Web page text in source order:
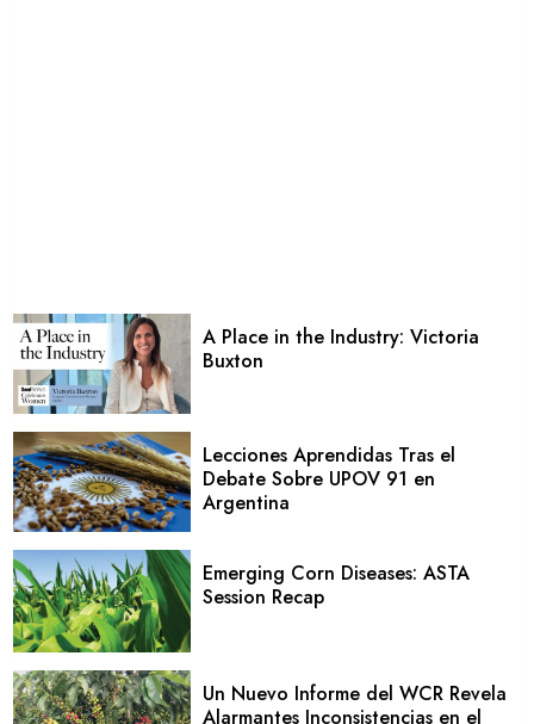
A Place in the Industry: Victoria
Buxton
Lecciones Aprendidas Tras el
Debate Sobre UPOV 91 en
Argentina
Emerging Corn Diseases: ASTA
Session Recap
Un Nuevo Informe del WCR Revela
Alarmantes Inconsistencias en el